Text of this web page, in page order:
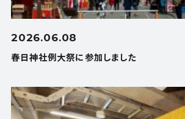
2026.06.08
春日神社例大祭に参加しました